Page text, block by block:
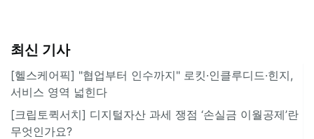
최신 기사
[헬스케어픽] "협업부터 인수까지" 로킷·인클루디드·힌지,
서비스 영역 넓힌다
[크립토퀵서치] 디지털자산 과세 쟁점 ‘손실금 이월공제’란
무엇인가요?